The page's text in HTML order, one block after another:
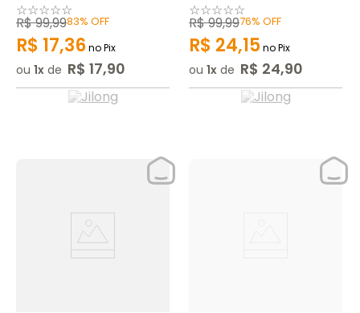
☆☆☆☆☆
R$99,9983% OFF
R$ 17,36no Pix
ou 1 de R$ 17,90
☆☆☆☆☆
R$99,9976% OFF
R$ 24,15no Pix
ou 1 de R$ 24,90